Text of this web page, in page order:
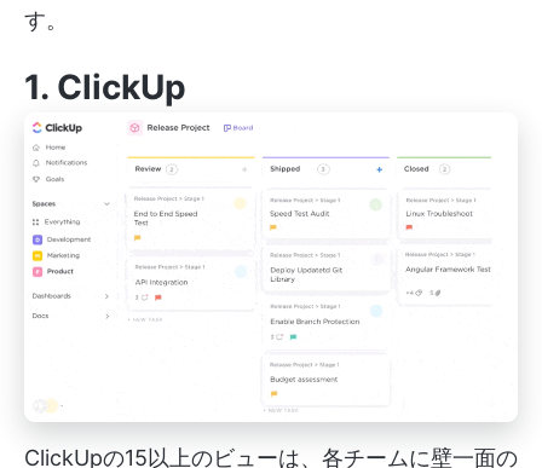
す。
1. ClickUp
ClickUpの15以上のビューは、各チームに壁一面の